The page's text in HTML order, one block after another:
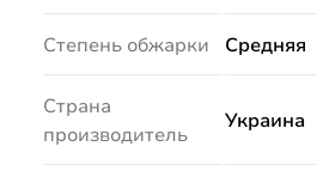
Степень обжарки Средняя
Страна
производитель
Украина